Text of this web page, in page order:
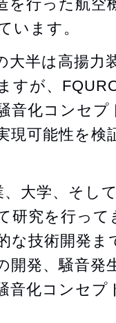
を行った航空
います。
大半は高揚力
すが、
音化コンセプ
現可能性を
大学、そし
研究を行っ
な技術開発ま
開発、騒音発
音化コンセ